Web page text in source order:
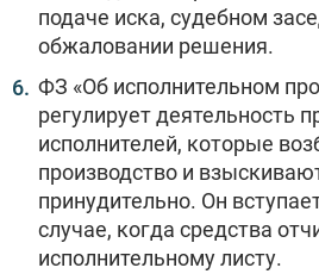
подаче иска, судебном
обжаловании решения.
ФЗ «Об исполнительном
регулирует деятельность
исполнителей, которые
производство и
принудительно. Он
случае, когда средства
исполнительному листу.